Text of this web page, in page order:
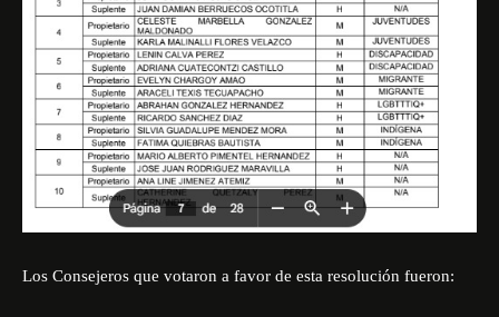
Los Consejeros que votaron a favor de esta resolución fueron: